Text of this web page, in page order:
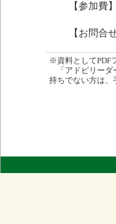
【参加
【お問合
※資料としてPDF
「アドビリーダ
持ちでない方は、